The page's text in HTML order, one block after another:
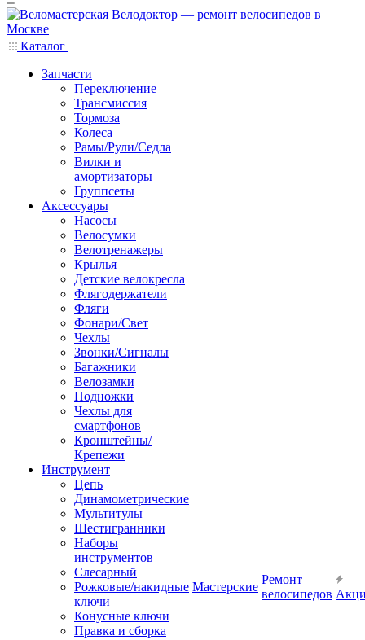
Каталог
Запчасти
Переключение
Трансмиссия
Тормоза
Колеса
Рамы/Рули/Седла
Вилки и
амортизаторы
Группсеты
Аксессуары
Насосы
Велосумки
Велотренажеры
Крылья
Детские велокресла
Флягодержатели
Фляги
Фонари/Свет
Чехлы
Звонки/Сигналы
Багажники
Велозамки
Подножки
Чехлы для
смартфонов
Кронштейны/
Крепежи
Инструмент
Цепь
Динамометрические
Мультитулы
Шестигранники
Наборы
инструментов
Слесарный
Рожковые/накидные
ключи
Конусные ключи
Правка и сборка
Мастерские
Ремонт
велосипедов